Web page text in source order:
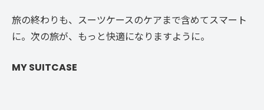
旅の終わりも、スーツケースのケアまで含めてスマート
に。次の旅が、もっと快適になりますように。
MY SUITCASE